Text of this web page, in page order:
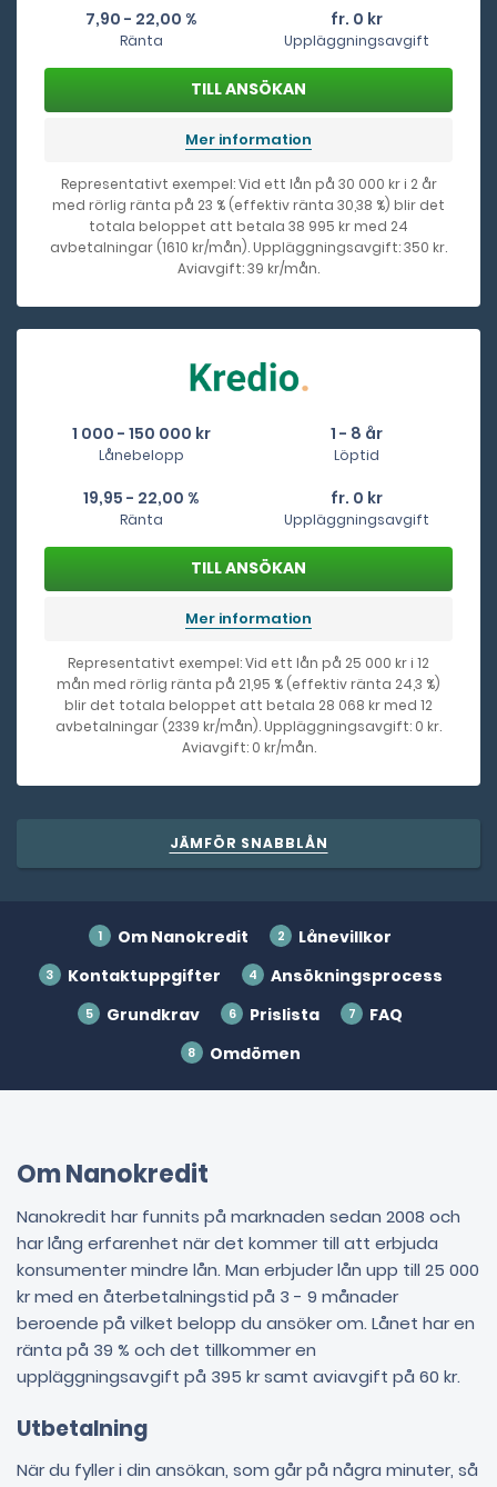
7,90 - 22,00 %
Ränta
fr. 0 kr
Uppläggningsavgift
Mer information
Representativt exempel: Vid ett lån på 30 000 kr i 2 år
med rörlig ränta på 23 % (effektiv ränta 30,38 %) blir det
totala beloppet att betala 38 995 kr med 24
avbetalningar (1610 kr/mån). Uppläggningsavgift: 350 kr.
Aviavgift: 39 kr/mån.
1 000 - 150 000 kr
Lånebelopp
1 - 8 år
Löptid
19,95 - 22,00 %
Ränta
fr. 0 kr
Uppläggningsavgift
Mer information
Representativt exempel: Vid ett lån på 25 000 kr i 12
mån med rörlig ränta på 21,95 % (effektiv ränta 24,3 %)
blir det totala beloppet att betala 28 068 kr med 12
avbetalningar (2339 kr/mån). Uppläggningsavgift: 0 kr.
Aviavgift: 0 kr/mån.
JÄMFÖR SNABBLÅN
Om Nanokredit
Lånevillkor
Kontaktuppgifter
Ansökningsprocess
Grundkrav
Prislista
FAQ
Omdömen
Om Nanokredit
Nanokredit har funnits på marknaden sedan 2008 och
har lång erfarenhet när det kommer till att erbjuda
konsumenter mindre lån. Man erbjuder lån upp till 25 000
kr med en återbetalningstid på 3 - 9 månader
beroende på vilket belopp du ansöker om. Lånet har en
ränta på 39 % och det tillkommer en
uppläggningsavgift på 395 kr samt aviavgift på 60 kr.
Utbetalning
När du fyller i din ansökan, som går på några minuter, så